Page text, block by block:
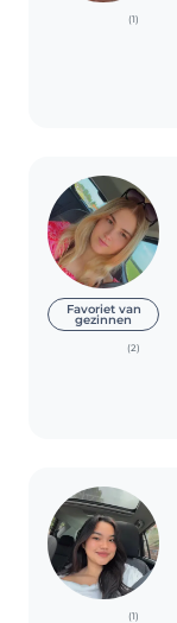
(1)
Favoriet van
gezinnen
(2)
(1)